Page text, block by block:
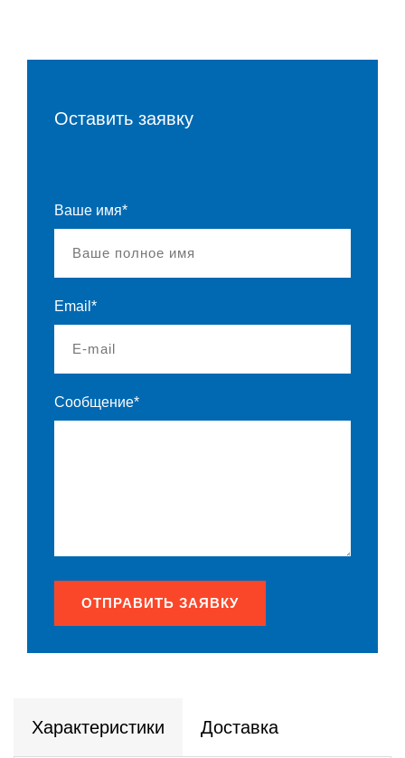
Оставить заявку
Ваше имя*
Email*
Сообщение*
ОТПРАВИТЬ ЗАЯВКУ
Характеристики Доставка